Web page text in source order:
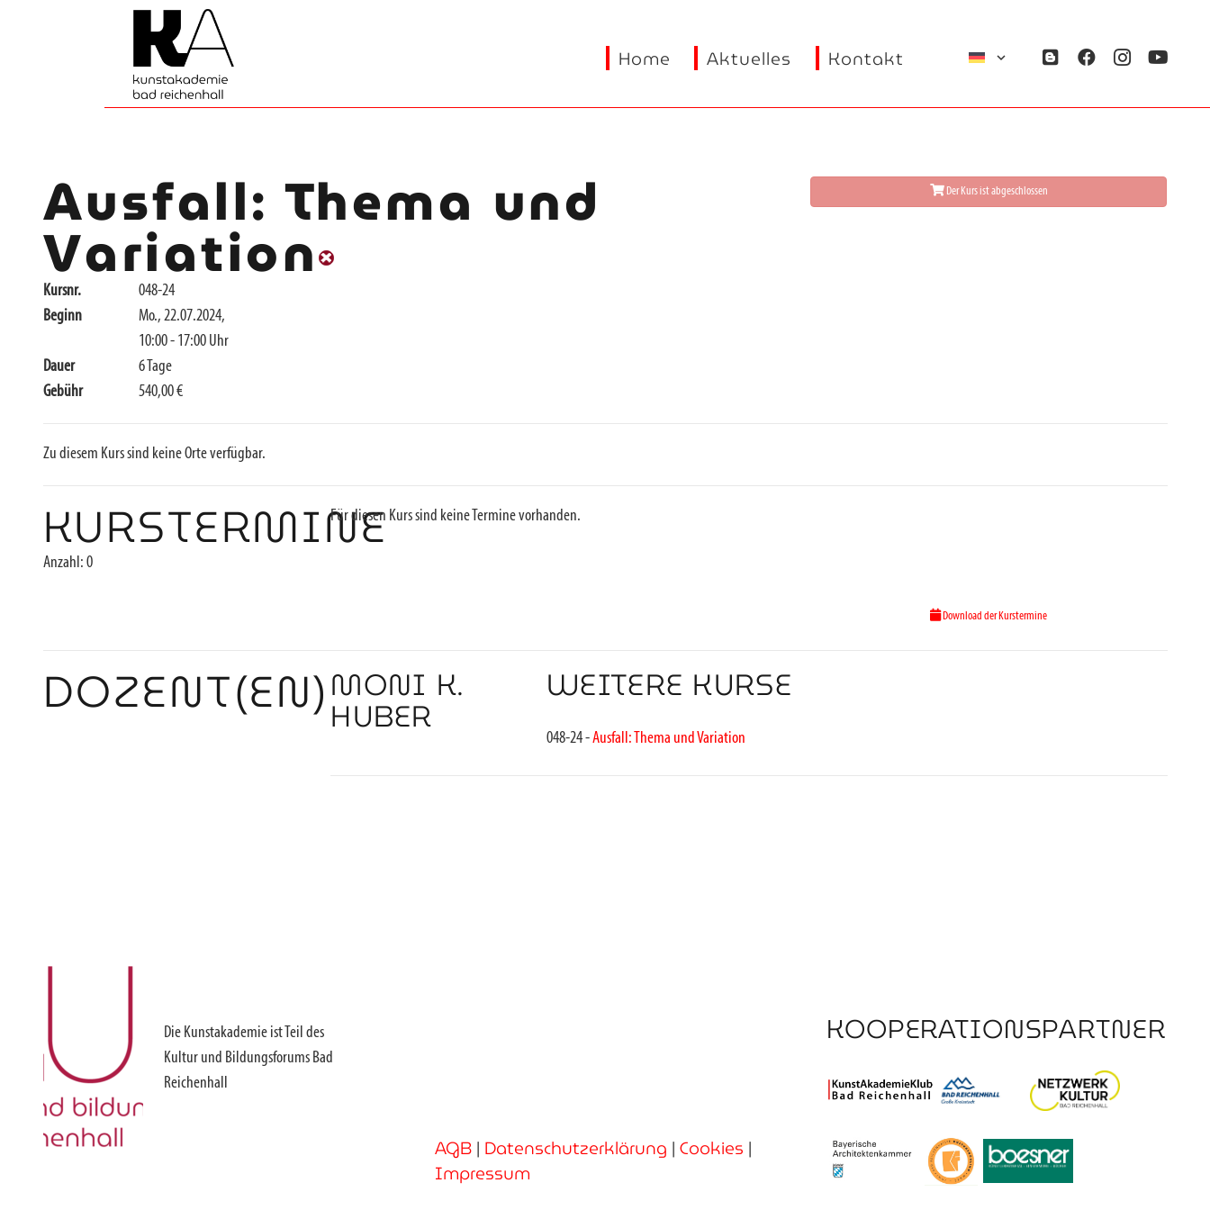
Home Aktuelles Kontakt
Ausfall: Thema und
Variation
Der Kurs ist abgeschlossen
Kursnr.
048-24
Beginn
Mo., 22.07.2024,
10:00 - 17:00 Uhr
Dauer
6 Tage
Gebühr
540,00 €
Zu diesem Kurs sind keine Orte verfügbar.
KURSTERMINE
Anzahl: 0
Für diesen Kurs sind keine Termine vorhanden.
Download der Kurstermine
DOZENT(EN)MONI K.
HUBER
WEITERE KURSE
048-24 -Ausfall: Thema und Variation
Die Kunstakademie ist Teil des
Kultur und Bildungsforums Bad
Reichenhall
AGB| Datenschutzerklärung | Cookies |
Impressum
KOOPERATIONSPARTNER